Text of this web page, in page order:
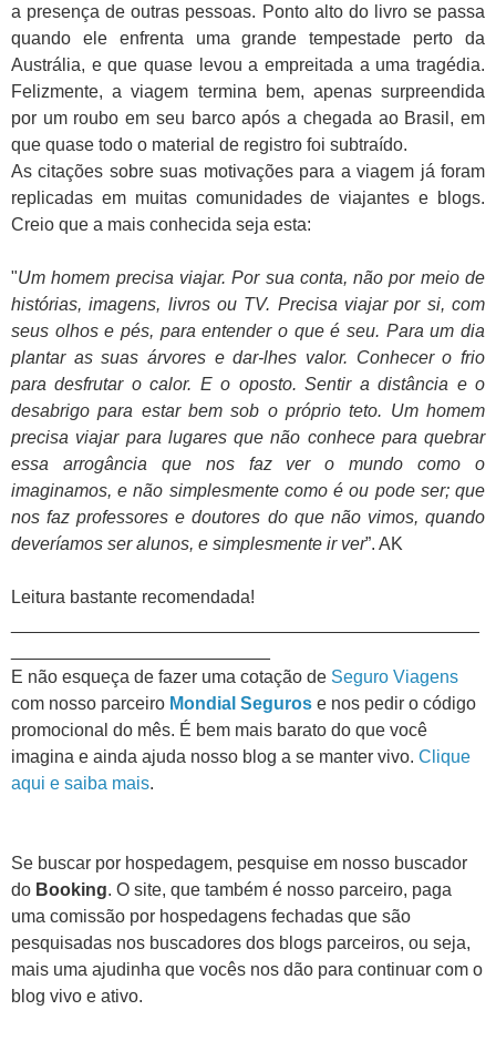
a presença de outras pessoas. Ponto alto do livro se passa
quando ele enfrenta uma grande tempestade perto da
Austrália, e que quase levou a empreitada a uma tragédia.
Felizmente, a viagem termina bem, apenas surpreendida
por um roubo em seu barco após a chegada ao Brasil, em
que quase todo o material de registro foi subtraído.
As citações sobre suas motivações para a viagem já foram
replicadas em muitas comunidades de viajantes e blogs.
Creio que a mais conhecida seja esta:
"Um homem precisa viajar. Por sua conta, não por meio de
histórias, imagens, livros ou TV. Precisa viajar por si, com
seus olhos e pés, para entender o que é seu. Para um dia
plantar as suas árvores e dar-lhes valor. Conhecer o frio
para desfrutar o calor. E o oposto. Sentir a distância e o
desabrigo para estar bem sob o próprio teto. Um homem
precisa viajar para lugares que não conhece para quebrar
essa arrogância que nos faz ver o mundo como o
imaginamos, e não simplesmente como é ou pode ser; que
nos faz professores e doutores do que não vimos, quando
deveríamos ser alunos, e simplesmente ir ver”. AK
Leitura bastante recomendada!
E não esqueça de fazer uma cotação de Seguro Viagens
com nosso parceiro Mondial Seguros e nos pedir o código
promocional do mês. É bem mais barato do que você
imagina e ainda ajuda nosso blog a se manter vivo. Clique
aqui e saiba mais.
Se buscar por hospedagem, pesquise em nosso buscador
do Booking. O site, que também é nosso parceiro, paga
uma comissão por hospedagens fechadas que são
pesquisadas nos buscadores dos blogs parceiros, ou seja,
mais uma ajudinha que vocês nos dão para continuar com o
blog vivo e ativo.